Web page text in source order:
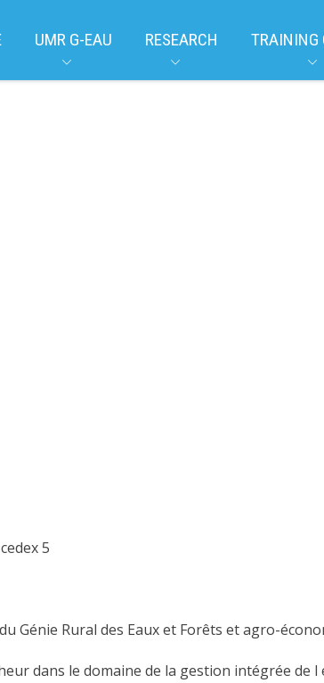
UMR G-EAU RESEARCH TRAINING
5
Génie Rural des Eaux et Forêts et agro-
dans le domaine de la gestion intégrée